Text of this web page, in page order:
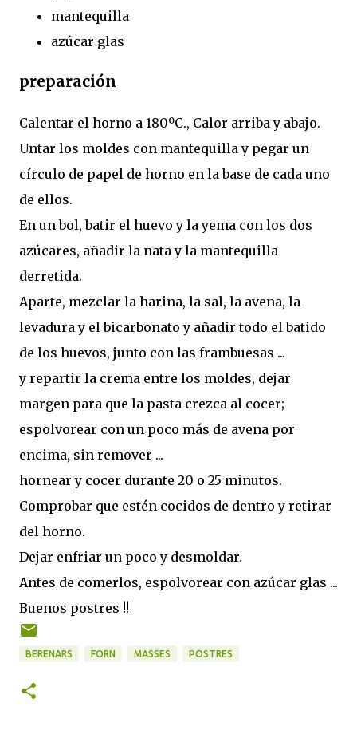
mantequilla
azúcar glas
preparación
Calentar el horno a 180ºC., Calor arriba y abajo.
Untar los moldes con mantequilla y pegar un
círculo de papel de horno en la base de cada uno
de ellos.
En un bol, batir el huevo y la yema con los dos
azúcares, añadir la nata y la mantequilla
derretida.
Aparte, mezclar la harina, la sal, la avena, la
levadura y el bicarbonato y añadir todo el batido
de los huevos, junto con las frambuesas ...
y repartir la crema entre los moldes, dejar
margen para que la pasta crezca al cocer;
espolvorear con un poco más de avena por
encima, sin remover ...
hornear y cocer durante 20 o 25 minutos.
Comprobar que estén cocidos de dentro y retirar
del horno.
Dejar enfriar un poco y desmoldar.
Antes de comerlos, espolvorear con azúcar glas ...
Buenos postres !!
BERENARS FORN MASSES POSTRES